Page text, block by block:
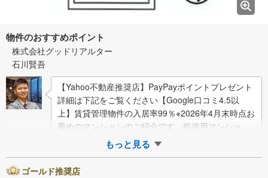
物件のおすすめポイント
株式会社グッドリアルター
石川賢吾
【Yahoo不動産推奨店】PayPayポイントプレゼント
詳細は下記をご覧ください【Google口コミ4.5以
上】賃貸管理物件の入居率99％※2026年4月末時点お
薦めのマンションのご紹介です。投資用マンション
を購入する際、最大のリ…
もっと見る
ゴールド推奨店